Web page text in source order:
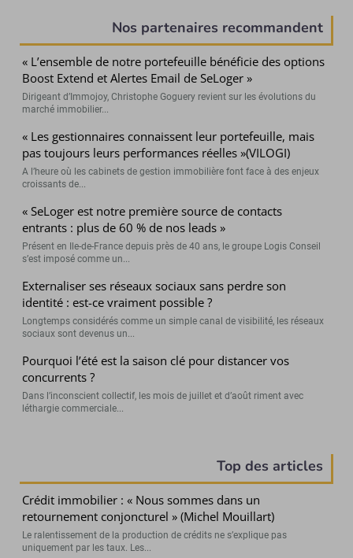
Nos partenaires recommandent
« L’ensemble de notre portefeuille bénéficie des options
Boost Extend et Alertes Email de SeLoger »
Dirigeant d’Immojoy, Christophe Goguery revient sur les évolutions du
marché immobilier...
« Les gestionnaires connaissent leur portefeuille, mais
pas toujours leurs performances réelles »(VILOGI)
A l’heure où les cabinets de gestion immobilière font face à des enjeux
croissants de...
« SeLoger est notre première source de contacts
entrants : plus de 60 % de nos leads »
Présent en Ile-de-France depuis près de 40 ans, le groupe Logis Conseil
s’est imposé comme un...
Externaliser ses réseaux sociaux sans perdre son
identité : est-ce vraiment possible ?
Longtemps considérés comme un simple canal de visibilité, les réseaux
sociaux sont devenus un...
Pourquoi l’été est la saison clé pour distancer vos
concurrents ?
Dans l’inconscient collectif, les mois de juillet et d’août riment avec
léthargie commerciale...
Top des articles
Crédit immobilier : « Nous sommes dans un
retournement conjoncturel » (Michel Mouillart)
Le ralentissement de la production de crédits ne s’explique pas
uniquement par les taux. Les...